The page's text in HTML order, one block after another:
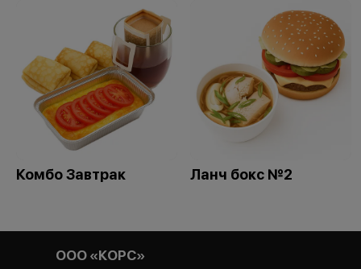
Комбо Завтрак Ланч бокс №2
ООО «КОРС»